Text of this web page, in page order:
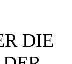
DIE